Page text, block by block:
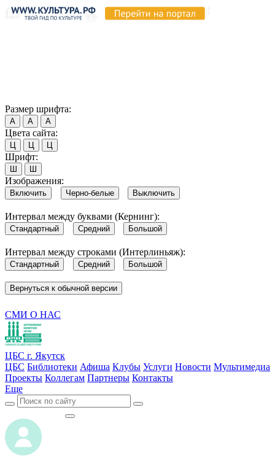
Размер шрифта:
А А А
Цвета сайта:
Ц Ц Ц
Шрифт:
Ш Ш
Изображения:
Включить Черно-белые Выключить
Интервал между буквами (Кернинг):
Стандартный Средний Большой
Интервал между строками (Интерлиньяж):
Стандартный Средний Большой
Вернуться к обычной версии
СМИ О НАС
ЦБС г. Якутск
ЦБС Библиотеки Афиша Клубы Услуги Новости Мультимедиа
Проекты Коллегам Партнеры Контакты
Еще